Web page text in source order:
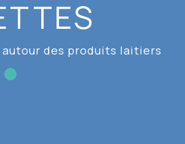
des produits laitiers